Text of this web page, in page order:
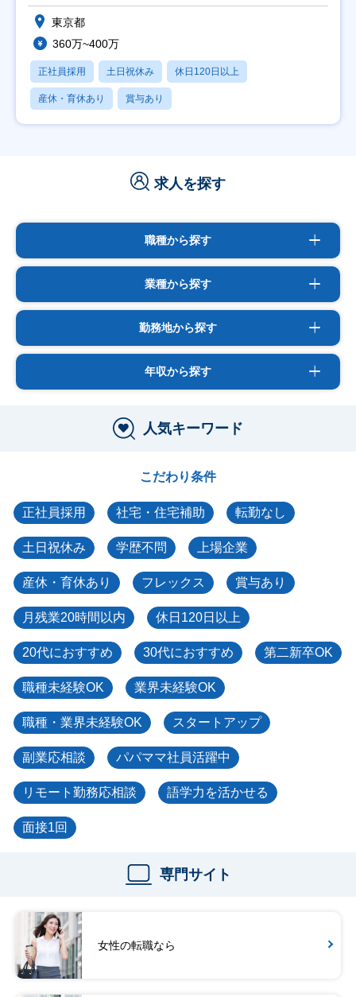
東京都
360万~400万
正社員採用 土日祝休み 休日120日以上
産休・育休あり 賞与あり
求人を探す
職種から探す
業種から探す
勤務地から探す
年収から探す
人気キーワード
こだわり条件
正社員採用 社宅・住宅補助 転勤なし
土日祝休み 学歴不問 上場企業
産休・育休あり フレックス 賞与あり
月残業20時間以内 休日120日以上
20代におすすめ 30代におすすめ 第二新卒OK
職種未経験OK 業界未経験OK
職種・業界未経験OK スタートアップ
副業応相談 パパママ社員活躍中
リモート勤務応相談 語学力を活かせる
面接1回
専門サイト
女性の転職なら